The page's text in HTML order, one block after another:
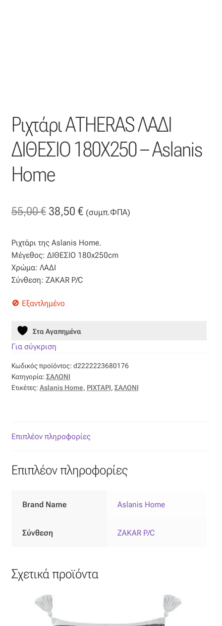
Λογαριασμός
Όλα τα υφάσματα
Black-out
Αλκαντάρα
Βελούδο
Γάζα
Γκρο
Δαντέλα
Ζακάρ
Καραβόπανο
Λονέτα
Μουσελίνα
Ριχτάρι ΑΤΗΕRΑS ΛΑΔΙ
ΔΙΘΕΣΙΟ 180Χ250 – Aslanis
Home
55,00€ Original
was:
55,00 €.
38,50 €Η
τιμή
38,50 €.
(συμπ.ΦΠΑ)
Ριχτάρι της Aslanis Home.
Μέγεθος: ΔΙΘΕΣΙΟ 180x250cm
Χρώμα: ΛΑΔΙ
Σύνθεση: ZAKAR P/C
Εξαντλημένο
Στα Αγαπημένα
Για σύγκριση
Κωδικός προϊόντος: d2222223680176
Κατηγορία: ΣΑΛΟΝΙ
Ετικέτες: Aslanis Home, ΡΙΧΤΑΡΙ, ΣΑΛΟΝΙ
Επιπλέον πληροφορίες
Επιπλέον πληροφορίες
Brand Name Aslanis Home
Σύνθεση ZAKAR P/C
Σχετικά προϊόντα